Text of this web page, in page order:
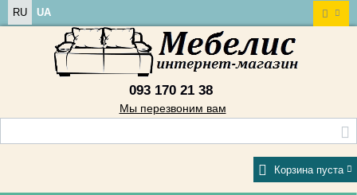
RU UA
093 170 21 38
Мы перезвоним вам
Корзина пуста